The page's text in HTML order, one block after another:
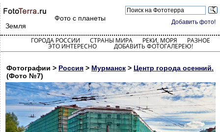
Добавить фото!
Фото с планеты
Земля
ГОРОДА РОССИИ СТРАНЫ МИРА РЕКИ, МОРЯ РАЗНОЕ
ЭТО ИНТЕРЕСНО ДОБАВИТЬ ФОТОГАЛЕРЕЮ!
Фотографии > Россия > Мурманск > Центр города осенний.
(Фото №7)